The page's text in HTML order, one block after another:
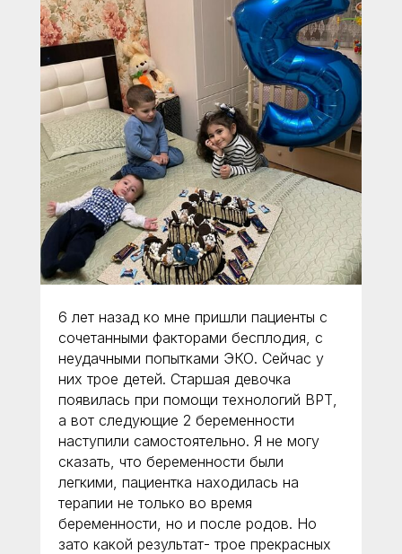
6 лет назад ко мне пришли пациенты с
сочетанными факторами бесплодия, с
неудачными попытками ЭКО. Сейчас у
них трое детей. Старшая девочка
появилась при помощи технологий ВРТ,
а вот следующие 2 беременности
наступили самостоятельно. Я не могу
сказать, что беременности были
легкими, пациентка находилась на
терапии не только во время
беременности, но и после родов. Но
зато какой результат- трое прекрасных
Клиника, гдерождается
надежда
+7 (495) 205-10-20
+7 (495) 203-10-20
+7 (968) 507-99-00
AF-clinic@mail.ru